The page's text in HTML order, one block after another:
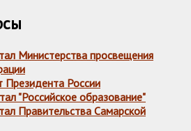
Министерства просвещения
Президента России
"Российское образование"
Правительства Самарской